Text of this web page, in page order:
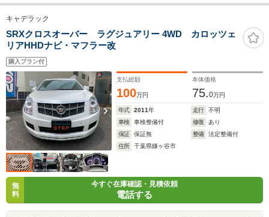
キャデラック
SRXクロスオーバー ラグジュアリー 4WD カロッツェ
リアHHDナビ・マフラー改
購入プラン付
支払総額
100万円
本体価格
75.0万円
年式 2011年 走行
不明
車検
車検整備付 修復
あり
保証
保証無 整備
法定整備付
住所
千葉県鎌ヶ谷市
無
料
今すぐ在庫確認・見積依頼
電話する